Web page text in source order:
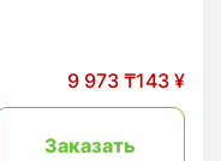
9 973 ₸143 ¥
Заказать